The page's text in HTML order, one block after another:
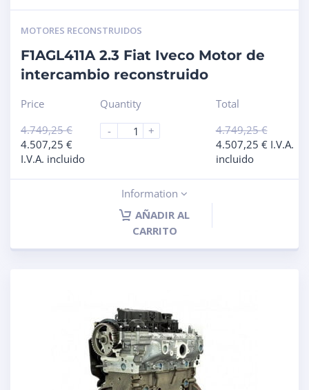
MOTORES RECONSTRUIDOS
F1AGL411A 2.3 Fiat Iveco Motor de
intercambio reconstruido
Price
4.749,25€
4.507,25 €
I.V.A. incluido
Quantity
-
+
Total
4.749,25€
4.507,25 € I.V.A.
incluido
Information
AÑADIR AL
CARRITO